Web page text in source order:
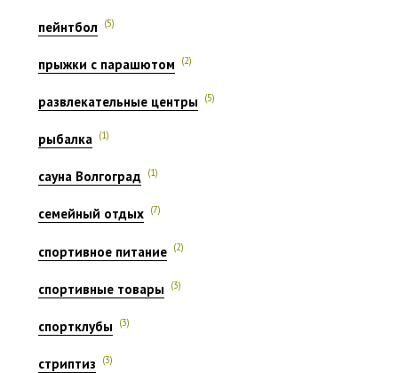
пейнтбол (5)
прыжки с парашютом (2)
развлекательные центры (5)
рыбалка (1)
сауна Волгоград (1)
семейный отдых (7)
спортивное питание (2)
спортивные товары (3)
спортклубы (3)
стриптиз (3)